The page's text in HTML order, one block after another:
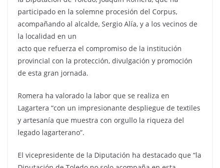
participado en la solemne procesión del Corpus,
acompañando al alcalde, Sergio Alía, y a los vecinos de
la localidad en un
acto que refuerza el compromiso de la institución
provincial con la protección, divulgación y promoción
de esta gran jornada.
Romera ha valorado la labor que se realiza en
Lagartera “con un impresionante despliegue de textiles
y artesanía que muestra con orgullo la riqueza del
legado lagarterano”.
El vicepresidente de la Diputación ha destacado que “la